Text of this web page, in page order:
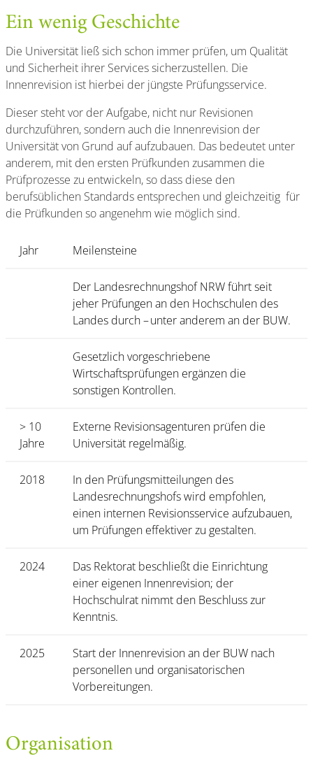
Ein wenig Geschichte
Die Universität ließ sich schon immer prüfen, um Qualität
und Sicherheit ihrer Services sicherzustellen. Die
Innenrevision ist hierbei der jüngste Prüfungsservice.
Dieser steht vor der Aufgabe, nicht nur Revisionen
durchzuführen, sondern auch die Innenrevision der
Universität von Grund auf aufzubauen. Das bedeutet unter
anderem, mit den ersten Prüfkunden zusammen die
Prüfprozesse zu entwickeln, so dass diese den
berufsüblichen Standards entsprechen und gleichzeitig für
die Prüfkunden so angenehm wie möglich sind.
Jahr Meilensteine
Der Landesrechnungshof NRW führt seit
jeher Prüfungen an den Hochschulen des
Landes durch – unter anderem an der BUW.
Gesetzlich vorgeschriebene
Wirtschaftsprüfungen ergänzen die
sonstigen Kontrollen.
> 10
Jahre
Externe Revisionsagenturen prüfen die
Universität regelmäßig.
2018
In den Prüfungsmitteilungen des
Landesrechnungshofs wird empfohlen,
einen internen Revisionsservice aufzubauen,
um Prüfungen effektiver zu gestalten.
2024
Das Rektorat beschließt die Einrichtung
einer eigenen Innenrevision; der
Hochschulrat nimmt den Beschluss zur
Kenntnis.
2025
Start der Innenrevision an der BUW nach
personellen und organisatorischen
Vorbereitungen.
Organisation